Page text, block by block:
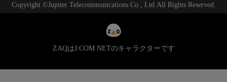
Copyright ©Jupiter Telecommunications Co., Ltd.All Rights Reserved.
ZAQはJ:COM NETのキャラクターです